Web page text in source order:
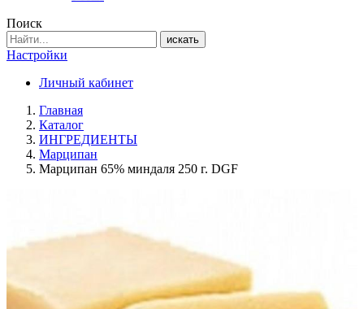
Поиск
искать
Настройки
Личный кабинет
Главная
Каталог
ИНГРЕДИЕНТЫ
Марципан
Марципан 65% миндаля 250 г. DGF